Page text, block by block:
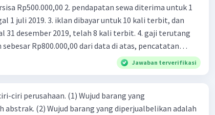
sewa diterima untuk 1
untuk 10 kali terbit, dan
31 desember 2019, telah 8 kali terbit. 4. gaji terutang
Rp800.000,00 dari data di atas, pencatatan
adalah ....
Jawaban terverifikasi
ciri perusahaan. (1) Wujud barang yang
abstrak. (2) Wujud barang yang diperjualbelikan adalah